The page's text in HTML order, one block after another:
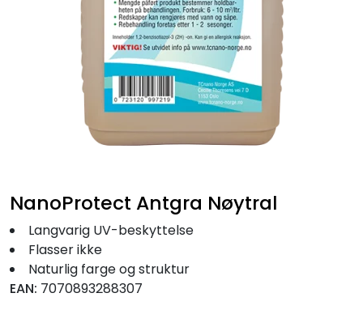
NanoProtect Antgra Nøytral
Langvarig UV-beskyttelse
Flasser ikke
Naturlig farge og struktur
EAN: 7070893288307
Nyheter